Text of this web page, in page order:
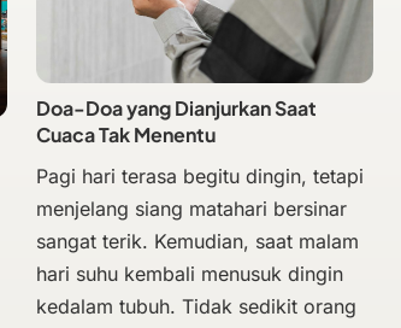
Doa-Doa yang Dianjurkan Saat
Cuaca Tak Menentu
Pagi hari terasa begitu dingin, tetapi
menjelang siang matahari bersinar
sangat terik. Kemudian, saat malam
hari suhu kembali menusuk dingin
kedalam tubuh. Tidak sedikit orang